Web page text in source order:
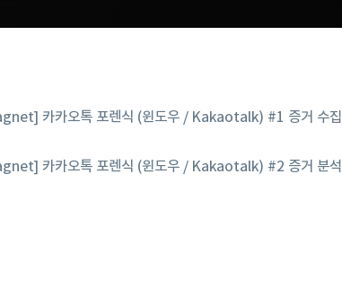
카카오톡 포렌식 (윈도우 / Kakaotalk) #1 증거 수집
카카오톡 포렌식 (윈도우 / Kakaotalk) #2 증거 분석